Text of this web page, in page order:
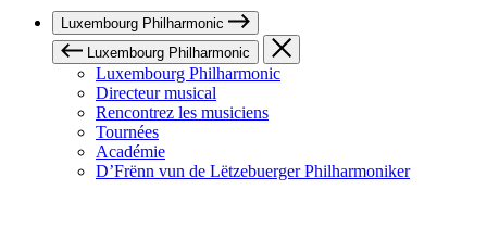
Luxembourg Philharmonic
Luxembourg Philharmonic
Luxembourg Philharmonic
Directeur musical
Rencontrez les musiciens
Tournées
Académie
D’Frënn vun de Lëtzebuerger Philharmoniker